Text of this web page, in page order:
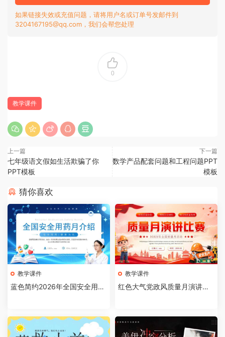
如果链接失效或充值问题，请将用户名或订单号发邮件到
3204167195@qq.com，我们会帮您处理
0
教学课件
上一篇
七年级语文假如生活欺骗了你
PPT模板
下一篇
数学产品配套问题和工程问题PPT
模板
猜你喜欢
教学课件
蓝色简约2026年全国安全用药
教学课件
红色大气党政风质量月演讲比